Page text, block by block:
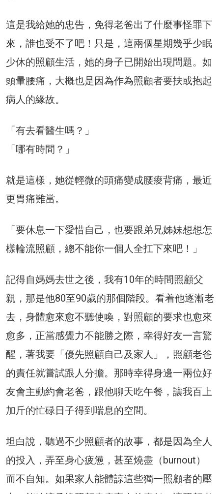
這是我給她的忠告，免得老爸出了什麼事怪罪下
來，誰也受不了吧！只是，這兩個星期幾乎少眠
少休的照顧生活，她的身子已開始出現問題。如
頭暈腰痛，大概也是因為作為照顧者要扶或抱起
病人的緣故。
「有去看醫生嗎？」
「哪有時間？」
就是這樣，她從輕微的頭痛變成腰痠背痛，最近
更胃痛難當。
「要休息一下愛惜自己，也要跟弟兄姊妹想想怎
樣輪流照顧，總不能你一個人全扛下來吧！」
記得自媽媽去世之後，我有10年的時間照顧父
親，那是他80至90歲的那個階段。看着他逐漸老
去，身體愈來愈不聽使喚，對照顧的要求也愈來
愈多，正當感覺力不能勝之際，幸得好友一言驚
醒，著我要「優先照顧自己及家人」，照顧老爸
的責任就嘗試跟人分擔。那時幸得身邊一兩位好
友會主動約會老爸，跟他聊天吃午餐，讓我百上
加斤的忙碌日子得到喘息的空間。
坦白說，聽過不少照顧者的故事，都是因為全人
的投入，弄至身心疲憊，甚至燒盡（burnout）
而不自知。如果家人能體諒這些獨一照顧者的壓